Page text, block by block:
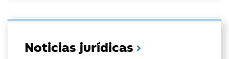
Noticias jurídicas